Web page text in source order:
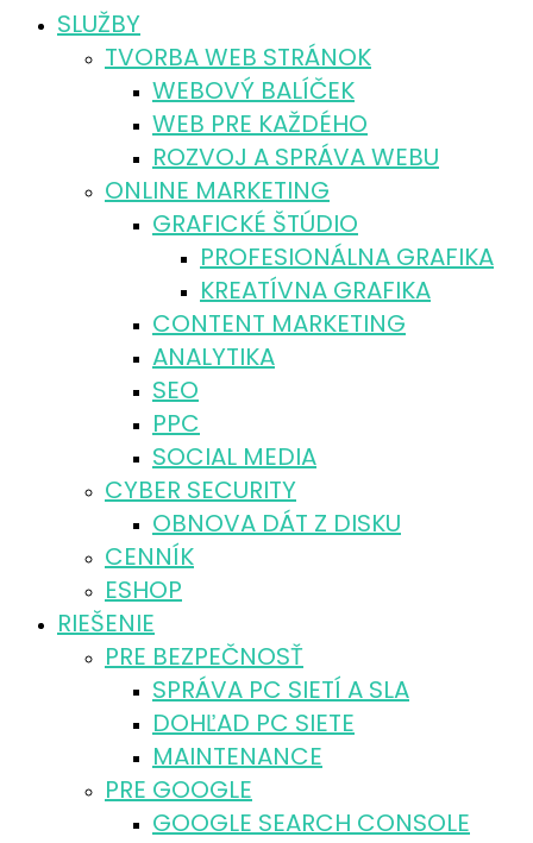
SLUŽBY
TVORBA WEB STRÁNOK
WEBOVÝ BALÍČEK
WEB PRE KAŽDÉHO
ROZVOJ A SPRÁVA WEBU
ONLINE MARKETING
GRAFICKÉ ŠTÚDIO
PROFESIONÁLNA GRAFIKA
KREATÍVNA GRAFIKA
CONTENT MARKETING
ANALYTIKA
SEO
PPC
SOCIAL MEDIA
CYBER SECURITY
OBNOVA DÁT Z DISKU
CENNÍK
ESHOP
RIEŠENIE
PRE BEZPEČNOSŤ
SPRÁVA PC SIETÍ A SLA
DOHĽAD PC SIETE
MAINTENANCE
PRE GOOGLE
GOOGLE SEARCH CONSOLE